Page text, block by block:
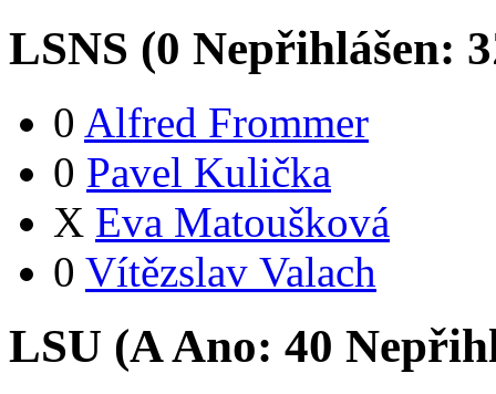
LSNS (0 Nepřihlášen: 3
0 Alfred Frommer
0 Pavel Kulička
X Eva Matoušková
0 Vítězslav Valach
LSU (AAno: 40